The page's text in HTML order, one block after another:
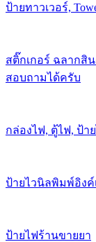
ป้ายทาวเวอร์,
สติ๊กเกอร์ ฉลากสิ
สอบถามได้ครับ
กล่องไฟ, ตู้ไฟ, ป้า
ป้ายไวนิลพิมพ์อิงค์
ป้ายไฟร้านขายยา